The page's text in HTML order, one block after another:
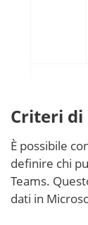
Criteri di
È possibile
definire chi
Teams.
dati in